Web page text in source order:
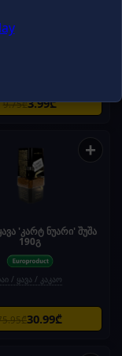
ქოქოსით/97 გრ
9.75₾3.99₾
+
'კარტ ნუარი' შუშა
190გ
ჩაი / ყავა / კაკაო
30.99₾